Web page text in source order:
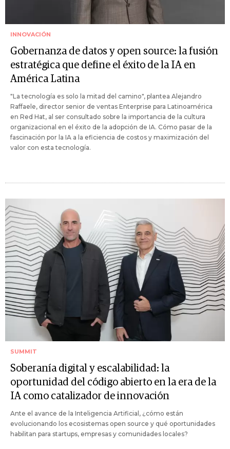
INNOVACIÓN
Gobernanza de datos y open source: la fusión
estratégica que define el éxito de la IA en
América Latina
"La tecnología es solo la mitad del camino", plantea Alejandro
Raffaele, director senior de ventas Enterprise para Latinoamérica
en Red Hat, al ser consultado sobre la importancia de la cultura
organizacional en el éxito de la adopción de IA. Cómo pasar de la
fascinación por la IA a la eficiencia de costos y maximización del
valor con esta tecnología.
SUMMIT
Soberanía digital y escalabilidad: la
oportunidad del código abierto en la era de la
IA como catalizador de innovación
Ante el avance de la Inteligencia Artificial, ¿cómo están
evolucionando los ecosistemas open source y qué oportunidades
habilitan para startups, empresas y comunidades locales?